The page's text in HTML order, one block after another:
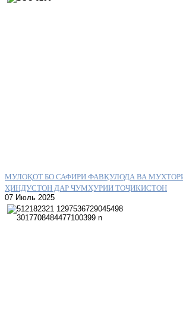
МУЛОҚОТ БО САФИРИ ФАВҚУЛОДА ВА
ҲИНДУСТОН ДАР ЧУМҲУРИИ ТОҶИКИСТОН
07 Июль 2025